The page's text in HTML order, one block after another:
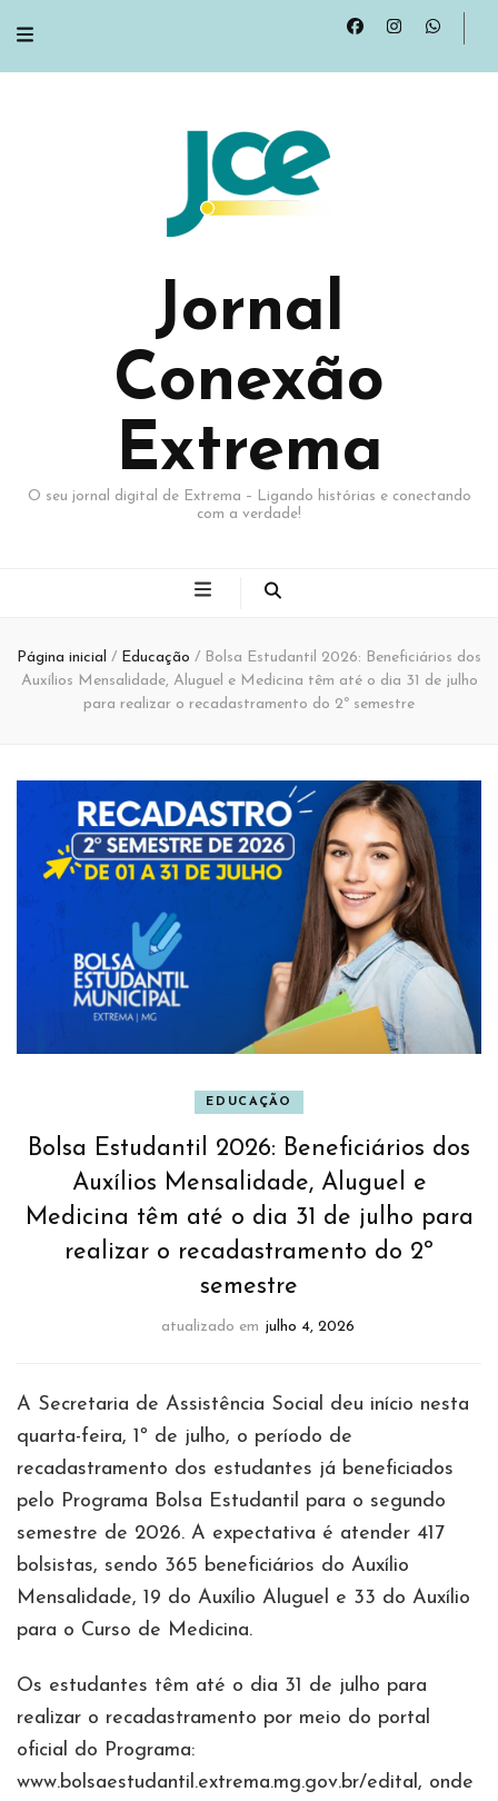
Jornal
Conexão
Extrema
O seu jornal digital de Extrema – Ligando histórias e conectando
com a verdade!
Página inicial / Educação / Bolsa Estudantil 2026: Beneficiários dos
Auxílios Mensalidade, Aluguel e Medicina têm até o dia 31 de julho
para realizar o recadastramento do 2º semestre
EDUCAÇÃO
Bolsa Estudantil 2026: Beneficiários dos
Auxílios Mensalidade, Aluguel e
Medicina têm até o dia 31 de julho para
realizar o recadastramento do 2º
semestre
atualizado em julho 4, 2026
A Secretaria de Assistência Social deu início nesta
quarta-feira, 1º de julho, o período de
recadastramento dos estudantes já beneficiados
pelo Programa Bolsa Estudantil para o segundo
semestre de 2026. A expectativa é atender 417
bolsistas, sendo 365 beneficiários do Auxílio
Mensalidade, 19 do Auxílio Aluguel e 33 do Auxílio
para o Curso de Medicina.
Os estudantes têm até o dia 31 de julho para
realizar o recadastramento por meio do portal
oficial do Programa:
www.bolsaestudantil.extrema.mg.gov.br/edital, onde